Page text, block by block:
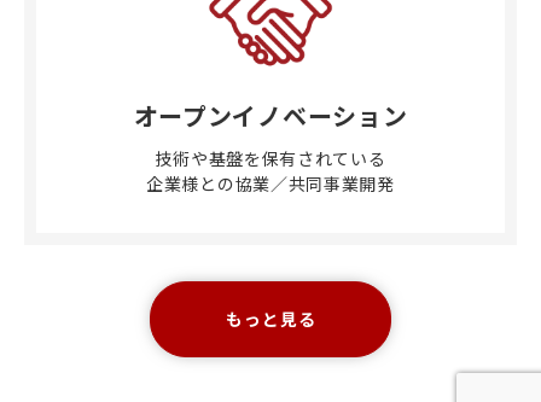
オープンイノベーション
技術や基盤を保有されている
企業様との協業／共同事業開発
もっと見る